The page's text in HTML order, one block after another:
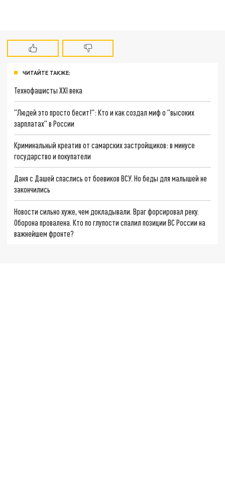
ЧИТАЙТЕ ТАКЖЕ:
Технофашисты XXI века
"Людей это просто бесит!": Кто и как создал миф о "высоких
зарплатах" в России
Криминальный креатив от самарских застройщиков: в минусе
государство и покупатели
Даня с Дашей спаслись от боевиков ВСУ. Но беды для малышей не
закончились
Новости сильно хуже, чем докладывали. Враг форсировал реку.
Оборона провалена. Кто по глупости спалил позиции ВС России на
важнейшем фронте?